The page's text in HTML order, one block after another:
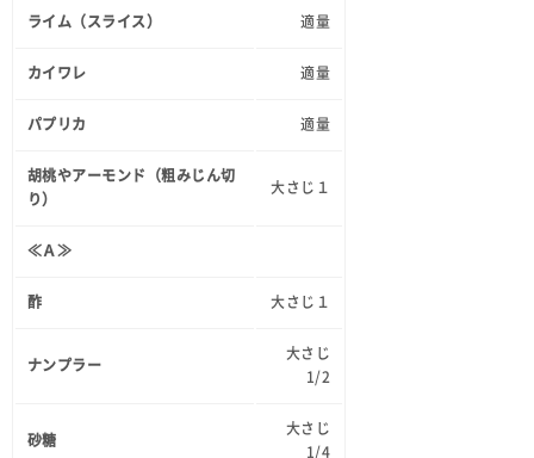
ライム（スライス） 適量
カイワレ 適量
パプリカ 適量
胡桃やアーモンド（粗みじん切
り）
大さじ１
≪Ａ≫
酢 大さじ１
ナンプラー
大さじ
1/2
砂糖
大さじ
1/4